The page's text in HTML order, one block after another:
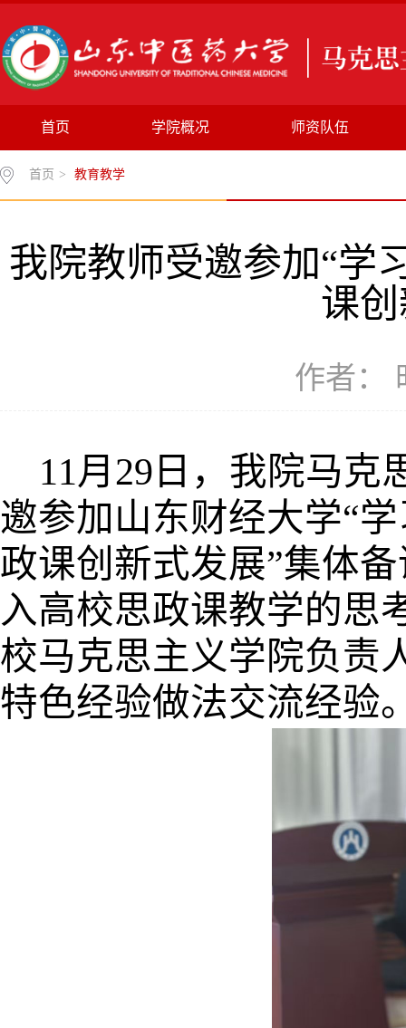
首页 学院概况 师资队伍
首页 > 教育教学
我院教师受邀参加“学
课
作者：
11月29日，我院马克
邀参加山东财经大学“
政课创新式发展”集体
入高校思政课教学的思
校马克思主义学院负责
特色经验做法交流经验